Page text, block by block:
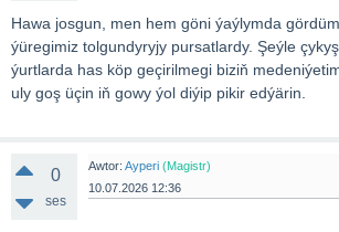
Hawa josgun, men hem göni ýaýlymda
ýüregimiz tolgundyryjy pursatlardy. Şeýle
ýurtlarda has köp geçirilmegi biziň
uly goş üçin iň gowy ýol diýip pikir edýärin.
0
ses
Awtor: Ayperi (Magistr)
10.07.2026 12:36